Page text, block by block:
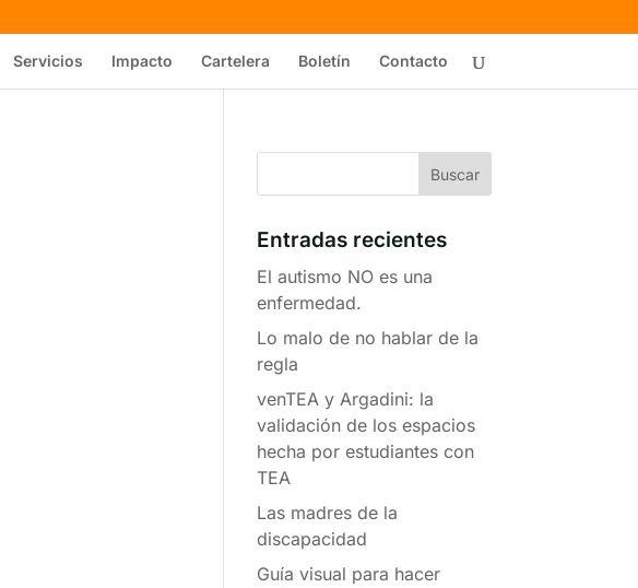
Servicios Impacto Cartelera Boletín Contacto
Entradas recientes
El autismo NO es una
enfermedad.
Lo malo de no hablar de la
regla
venTEA y Argadini: la
validación de los espacios
hecha por estudiantes con
TEA
Las madres de la
discapacidad
Guía visual para hacer